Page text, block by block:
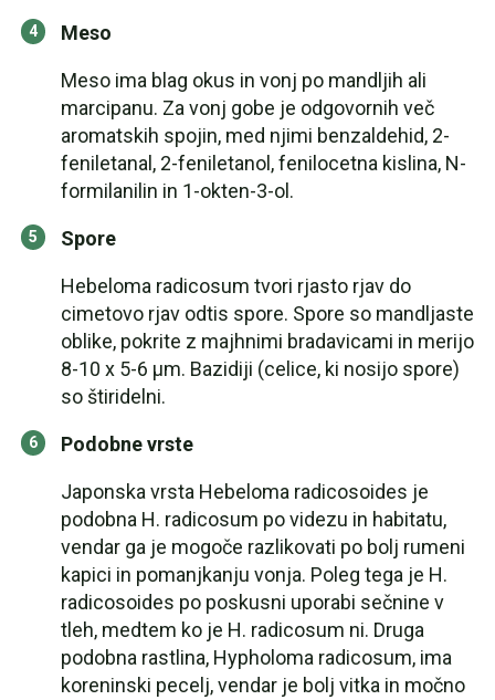
Meso
Meso ima blag okus in vonj po mandljih ali
marcipanu. Za vonj gobe je odgovornih več
aromatskih spojin, med njimi benzaldehid, 2-
feniletanal, 2-feniletanol, fenilocetna kislina, N-
formilanilin in 1-okten-3-ol.
Spore
Hebeloma radicosum tvori rjasto rjav do
cimetovo rjav odtis spore. Spore so mandljaste
oblike, pokrite z majhnimi bradavicami in merijo
8-10 x 5-6 μm. Bazidiji (celice, ki nosijo spore)
so štiridelni.
Podobne vrste
Japonska vrsta Hebeloma radicosoides je
podobna H. radicosum po videzu in habitatu,
vendar ga je mogoče razlikovati po bolj rumeni
kapici in pomanjkanju vonja. Poleg tega je H.
radicosoides po poskusni uporabi sečnine v
tleh, medtem ko je H. radicosum ni. Druga
podobna rastlina, Hypholoma radicosum, ima
koreninski pecelj, vendar je bolj vitka in močno